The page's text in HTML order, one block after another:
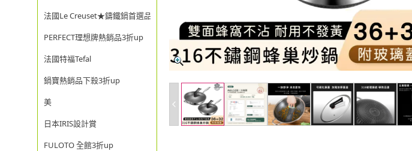
法國Le Creuset★鑄鐵鍋首選品牌
PERFECT理想牌熱銷品3折up
法國特福Tefal
鍋寶熱銷品下殺3折up
美
日本IRIS設計賞
FULOTO 全館3折up